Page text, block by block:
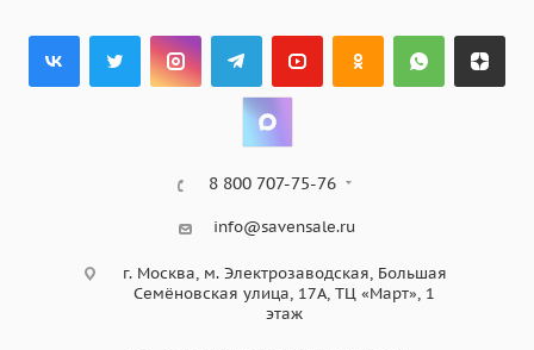
8 800 707-75-76
info@savensale.ru
г. Москва, м. Электрозаводская, Большая
Семёновская улица, 17А, ТЦ «Март», 1
этаж